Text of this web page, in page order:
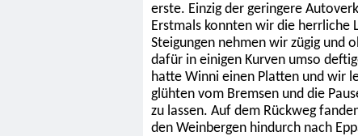
erste. Einzig der geringere
Erstmals konnten wir die herrliche
Steigungen nehmen wir zügig und
dafür in einigen Kurven umso
hatte Winni einen Platten und wir
glühten vom Bremsen und die
zu lassen. Auf dem Rückweg
den Weinbergen hindurch nach